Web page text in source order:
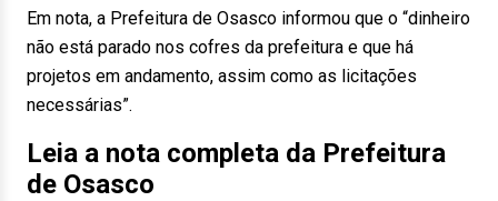
Em nota, a Prefeitura de Osasco informou que o “dinheiro
não está parado nos cofres da prefeitura e que há
projetos em andamento, assim como as licitações
necessárias”.
Leia a nota completa da Prefeitura
de Osasco